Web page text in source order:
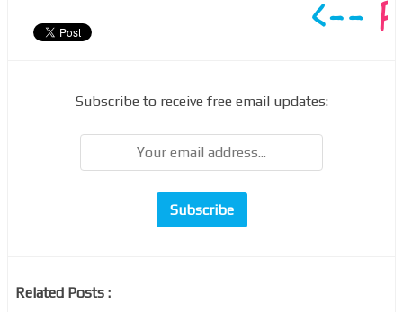
Subscribe to receive free email updates:
Related Posts :